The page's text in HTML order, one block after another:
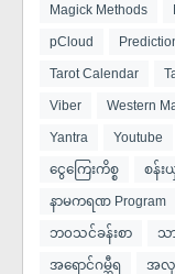
Magick Methods
pCloud
Tarot Calendar
Viber Western
Yantra Youtube
ငွေကြေးကိစ္စ စန်း
နာမကရဏ Program
ဘ၀သင်ခန်းစာ သ
အရောင်ဂမ္ဘီရ အလု